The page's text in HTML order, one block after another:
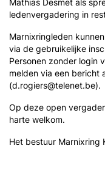
Mathias Desmet als
ledenvergadering in
Marnixringleden
via de gebruikelijke
Personen zonder login
melden via een bericht
(d.rogiers@telenet.be).
Op deze open
harte welkom.
Het bestuur Marnixring